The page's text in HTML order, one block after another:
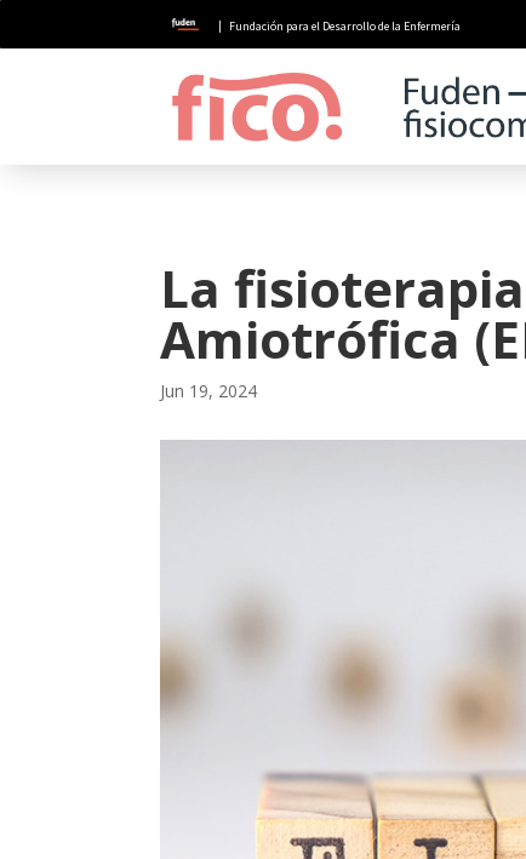
| Fundación para el Desarrollo de la Enfermería
La
Amiotrófica
Jun 19, 2024